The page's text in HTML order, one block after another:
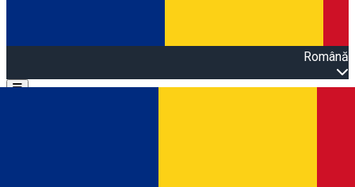
Română
Open main menu